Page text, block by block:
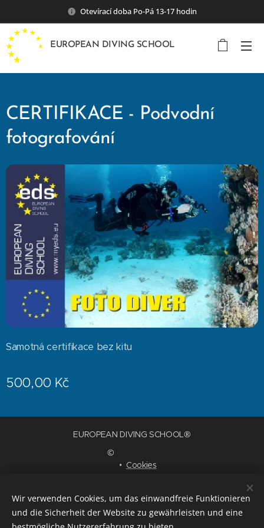
Otevírací doba Po-Pá 13-17 hodin
EUROPEAN DIVING SCHOOL
CERTIFIKACE - Podvodní
fotografování
Samotná certifikace bez kitu
500,00 Kč
EUROPEAN DIVING SCHOOL®
©
Cookies
Čeština
English Deutsch
Wir verwenden Cookies, um das einwandfreie Funktionieren
und die Sicherheit der Website zu gewährleisten und eine